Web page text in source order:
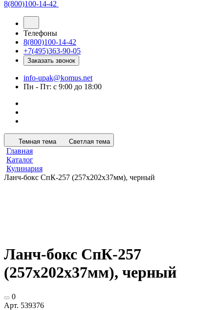
8(800)100-14-42
Телефоны
8(800)100-14-42
+7(495)363-90-05
Заказать звонок
info-upak@komus.net
Пн - Пт: с 9:00 до 18:00
Темная тема Светлая тема
Главная
Каталог
Кулинария
Ланч-бокс СпК-257 (257х202х37мм), черный
Ланч-бокс СпК-257
(257х202х37мм), черный
0
Арт. 539376